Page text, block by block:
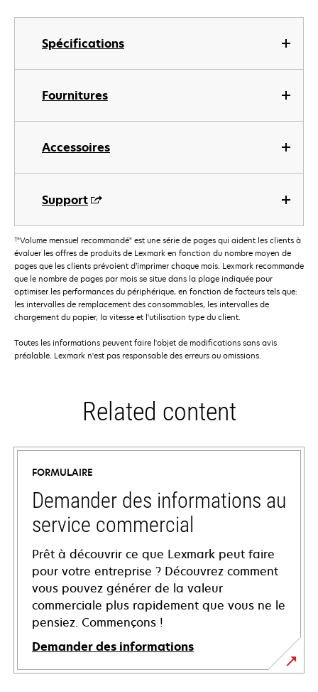
Spécifications
Fournitures
Accessoires
Support
†"Volume mensuel recommandé" est une série de pages qui aident les clients à
évaluer les offres de produits de Lexmark en fonction du nombre moyen de
pages que les clients prévoient d’imprimer chaque mois. Lexmark recommande
que le nombre de pages par mois se situe dans la plage indiquée pour
optimiser les performances du périphérique, en fonction de facteurs tels que:
les intervalles de remplacement des consommables, les intervalles de
chargement du papier, la vitesse et l'utilisation type du client.
Toutes les informations peuvent faire l'objet de modifications sans avis
préalable. Lexmark n'est pas responsable des erreurs ou omissions.
Related content
FORMULAIRE
Demander des informations au
service commercial
Prêt à découvrir ce que Lexmark peut faire
pour votre entreprise ? Découvrez comment
vous pouvez générer de la valeur
commerciale plus rapidement que vous ne le
pensiez. Commençons !
Demander des informations